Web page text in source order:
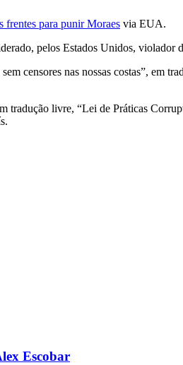
frentes para punir Moraes via EUA.
pelos Estados Unidos, violador
censores nas nossas costas”, em
livre, “Lei de Práticas
Escobar